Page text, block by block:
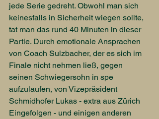
jede Serie gedreht. Obwohl man sich
keinesfalls in Sicherheit wiegen sollte,
tat man das rund 40 Minuten in dieser
Partie. Durch emotionale Ansprachen
von Coach Sulzbacher, der es sich im
Finale nicht nehmen ließ, gegen
seinen Schwiegersohn in spe
aufzulaufen, von Vizepräsident
Schmidhofer Lukas - extra aus Zürich
Eingefolgen - und einigen anderen